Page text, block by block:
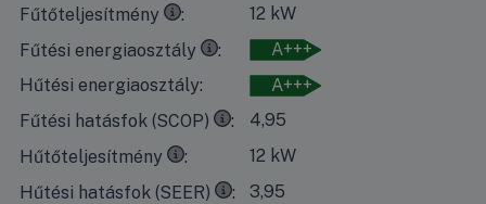
Fűtőteljesítmény
12 kW
35°Ckilépő vízhőmérséklet esetén, 7°C-os száraz
Fűtési energiaosztály
A+++
35°Ckilépő vízhőmérséklet esetén, 7°C-os száraz
Hűtési energiaosztály:
A+++
Fűtési hatásfok (SCOP)
4,95
35°Ckilépő vízhőmérséklet esetén, 7°C-os száraz
Hűtőteljesítmény
12 kW
7°Ckilépő vízhőmérséklet esetén, 35°C-os száraz
Hűtési hatásfok (SEER)
3,95
18°Ckilépő vízhőmérséklet esetén, 35°C-os száraz